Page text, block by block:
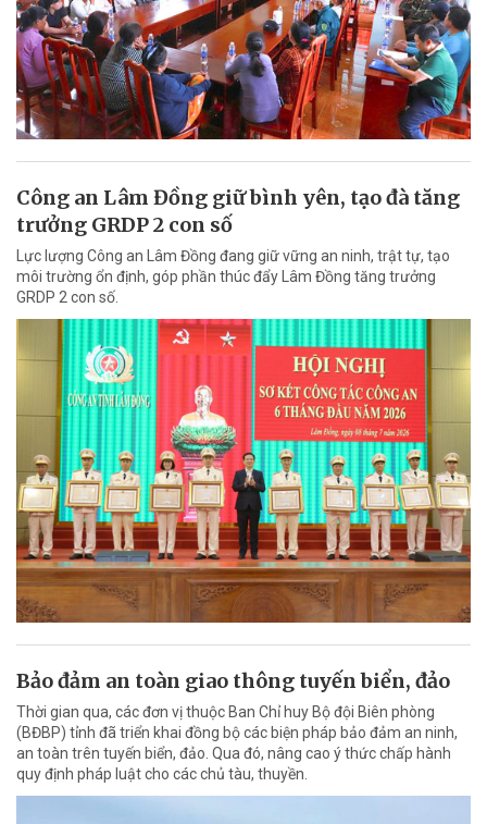
Công an Lâm Đồng giữ bình yên, tạo đà tăng
trưởng GRDP 2 con số
Lực lượng Công an Lâm Đồng đang giữ vững an ninh, trật tự, tạo
môi trường ổn định, góp phần thúc đẩy Lâm Đồng tăng trưởng
GRDP 2 con số.
Bảo đảm an toàn giao thông tuyến biển, đảo
Thời gian qua, các đơn vị thuộc Ban Chỉ huy Bộ đội Biên phòng
(BĐBP) tỉnh đã triển khai đồng bộ các biện pháp bảo đảm an ninh,
an toàn trên tuyến biển, đảo. Qua đó, nâng cao ý thức chấp hành
quy định pháp luật cho các chủ tàu, thuyền.